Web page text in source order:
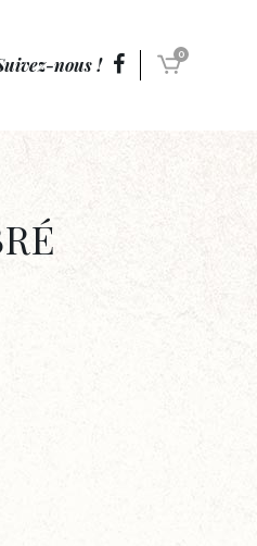
nous ! 0